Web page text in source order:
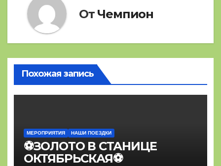
От Чемпион
Похожая запись
МЕРОПРИЯТИЯ НАШИ ПОЕЗДКИ
⚽ЗОЛОТО В СТАНИЦЕ
ОКТЯБРЬСКАЯ⚽